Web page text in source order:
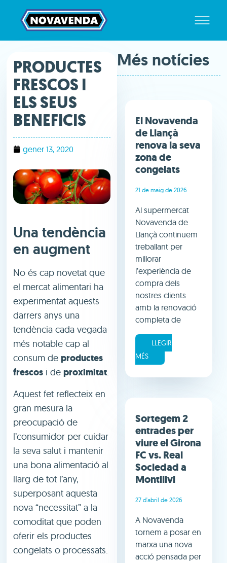
PRODUCTES
FRESCOS I
ELS SEUS
BENEFICIS
gener 13, 2020
Una tendència
en augment
No és cap novetat que
el mercat alimentari ha
experimentat aquests
darrers anys una
tendència cada vegada
més notable cap al
consum deproductes
frescos i deproximitat.
Aquest fet reflecteix en
gran mesura la
preocupació de
l’consumidor per cuidar
la seva salut i mantenir
una bona alimentació al
llarg de tot l’any,
superposant aquesta
nova “necessitat” a la
comoditat que poden
oferir els productes
congelats o processats.
Més notícies
El Novavenda
de Llançà
renova la seva
zona de
congelats
21 de maig de 2026
Al supermercat
Novavenda de
Llançà continuem
treballant per
millorar
l’experiència de
compra dels
nostres clients
amb la renovació
completa de
LLEGIR
MÉS
Sortegem 2
entrades per
viure el Girona
FC vs. Real
Sociedad a
Montilivi
27 d'abril de 2026
A Novavenda
tornem a posar en
marxa una nova
acció pensada per